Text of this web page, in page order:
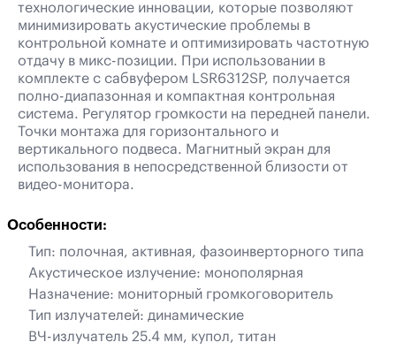
технологические инновации, которые позволяют
минимизировать акустические проблемы в
контрольной комнате и оптимизировать частотную
отдачу в микс-позиции. При использовании в
комплекте с сaбвуфером LSR6312SP, получается
полно-диапазонная и компактная контрольная
система. Регулятор громкости на передней панели.
Точки монтажа для горизонтального и
вертикального подвеса. Магнитный экран для
использования в непосредственной близости от
видео-монитора.
Особенности:
Тип: полочная, активная, фазоинверторного типа
Акустическое излучение: монополярная
Назначение: мониторный громкоговоритель
Тип излучателей: динамические
ВЧ-излучатель 25.4 мм, купол, титан